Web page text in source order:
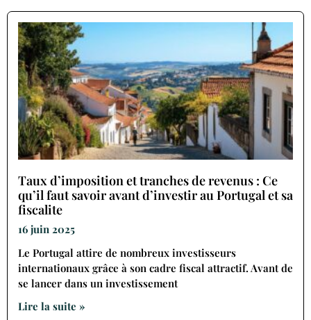
Taux d’imposition et tranches de revenus : Ce
qu’il faut savoir avant d’investir au Portugal et sa
fiscalite
16 juin 2025
Le Portugal attire de nombreux investisseurs
internationaux grâce à son cadre fiscal attractif. Avant de
se lancer dans un investissement
Lire la suite »